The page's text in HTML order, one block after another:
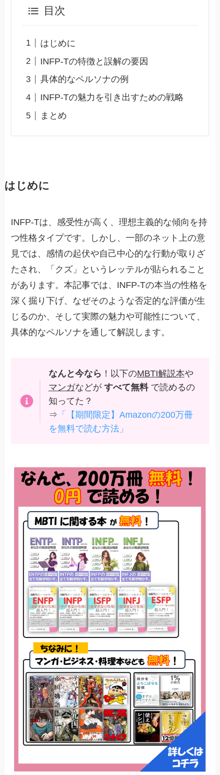
目次
はじめに
INFP-Tの特徴と誤解の要因
具体的なペルソナの例
INFP-Tの魅力を引き出すための戦略
まとめ
はじめに
INFP-Tは、感受性が高く、理想主義的な傾向を持
つ性格タイプです。しかし、一部のネット上の意
見では、感情の起伏や自己中心的な行動が取りざ
たされ、「クズ」というレッテルが貼られること
があります。本記事では、INFP-Tの本当の性格を
深く掘り下げ、なぜそのような否定的な評価が生
じるのか、そして実際の魅力や可能性について、
具体的なペルソナを通して解説します。
なんと今なら ！以下のMBTI解説本や
マンガなどが すべて無料で読めるの
知ってた？
⇒ 「【期間限定】Amazonの200万冊
を無料で読む方法」